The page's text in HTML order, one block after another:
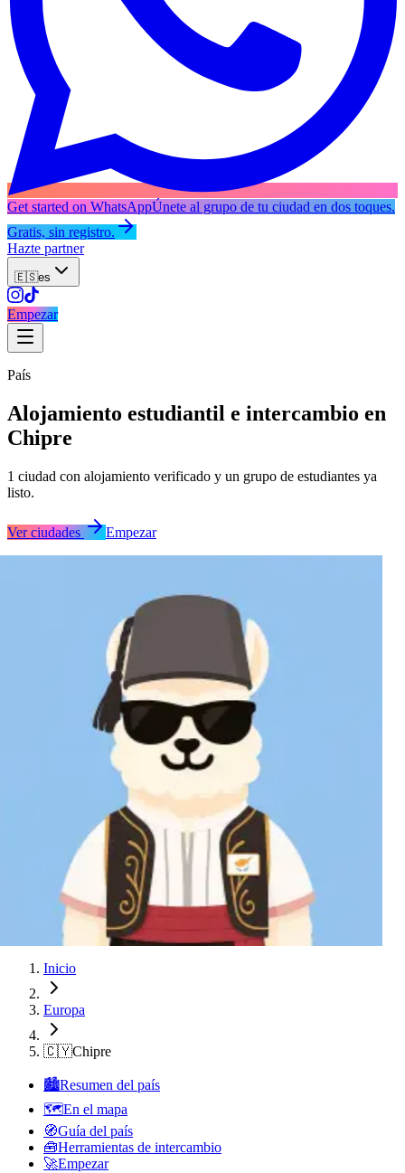
Get started on WhatsAppÚnete al grupo de tu ciudad en dos toques.
Gratis, sin registro.
Hazte partner
🇪🇸es
Empezar
País
Alojamiento estudiantil e intercambio en
Chipre
1 ciudad con alojamiento verificado y un grupo de estudiantes ya
listo.
Ver ciudades
Empezar
Nicosia
Nicosia
Nicosia
Nicosia
Nicosia
Inicio
Europa
🇨🇾Chipre
🏙️Resumen del país
🗺️En el mapa
🧭Guía del país
🧰Herramientas de intercambio
🚀Empezar